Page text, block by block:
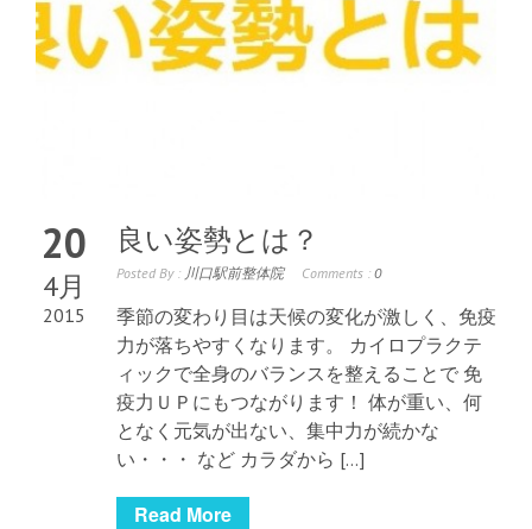
20
4月
2015
良い姿勢とは？
Posted By : 川口駅前整体院 Comments : 0
季節の変わり目は天候の変化が激しく、免疫
力が落ちやすくなります。 カイロプラクテ
ィックで全身のバランスを整えることで 免
疫力ＵＰにもつながります！ 体が重い、何
となく元気が出ない、集中力が続かな
い・・・ など カラダから […]
Read More